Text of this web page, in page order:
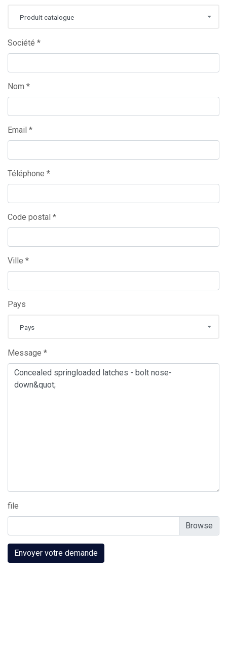
Produit catalogue
Société *
Nom *
Email *
Téléphone *
Code postal *
Ville *
Pays
Pays
Message *
file
Envoyer votre demande